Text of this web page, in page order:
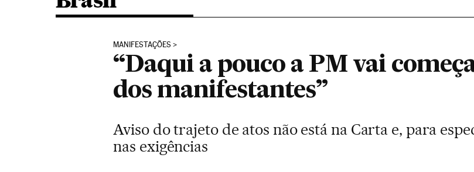
MANIFESTAÇÕES
“Daqui a pouco a PM vai
dos manifestantes”
Aviso do trajeto de atos não está na Carta e, para
nas exigências